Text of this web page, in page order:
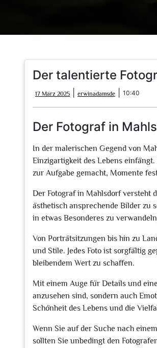
Der talentierte
17 März 2025
März
2025
erwinadamsde erwinadamsde
10:40
Der Fotograf in
In der malerischen Gegend von
Einzigartigkeit des Lebens
zur Aufgabe gemacht, Momente
Der Fotograf in Mahlsdorf versteht
ästhetisch ansprechende Bilder zu
in etwas Besonderes zu
Von Porträtsitzungen bis hin zu
und Stile. Jedes Foto ist sorgfältig
bleibendem Wert zu schaffen.
Mit einem Auge für Details und
anzusehen sind, sondern auch
Schönheit des Lebens und die
Wenn Sie auf der Suche nach
sollten Sie unbedingt den